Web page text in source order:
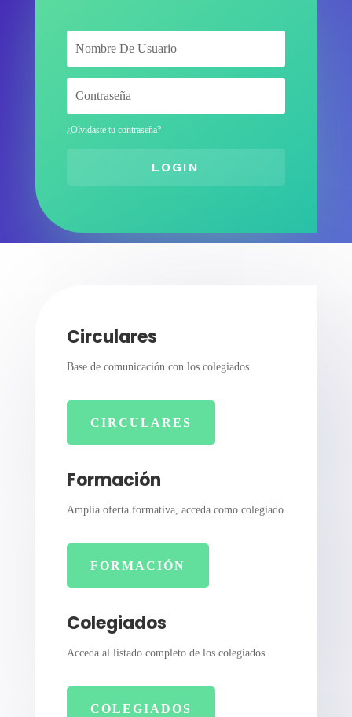
¿Olvidaste tu contraseña?
LOGIN
Circulares
Base de comunicación con los colegiados
CIRCULARES
Formación
Amplia oferta formativa, acceda como colegiado
FORMACIÓN
Colegiados
Acceda al listado completo de los colegiados
COLEGIADOS